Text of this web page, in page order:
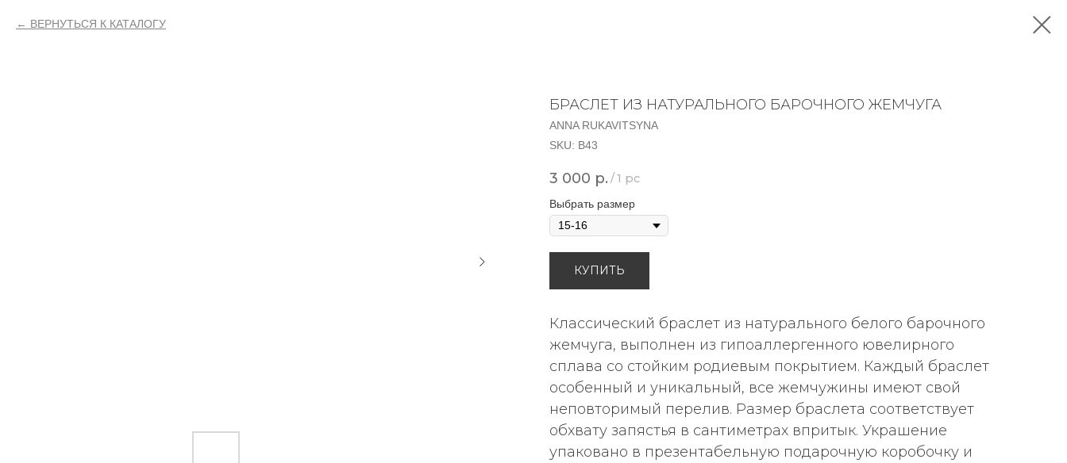
ВЕРНУТЬСЯ К КАТАЛОГУ
БРАСЛЕТ ИЗ НАТУРАЛЬНОГО БАРОЧНОГО ЖЕМЧУГА
ANNA RUKAVITSYNA
SKU: В43
3 000 р. /1 pc
Выбрать размер
КУПИТЬ
Классический браслет из натурального белого барочного
жемчуга, выполнен из гипоаллергенного ювелирного
сплава со стойким родиевым покрытием. Каждый браслет
особенный и уникальный, все жемчужины имеют свой
неповторимый перелив. Размер браслета соответствует
обхвату запястья в сантиметрах впритык. Украшение
упаковано в презентабельную подарочную коробочку и